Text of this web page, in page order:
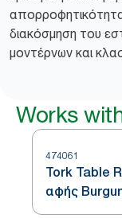
διακόσμηση του
μοντέρνων και
Works
474061
Tork Table
αφής